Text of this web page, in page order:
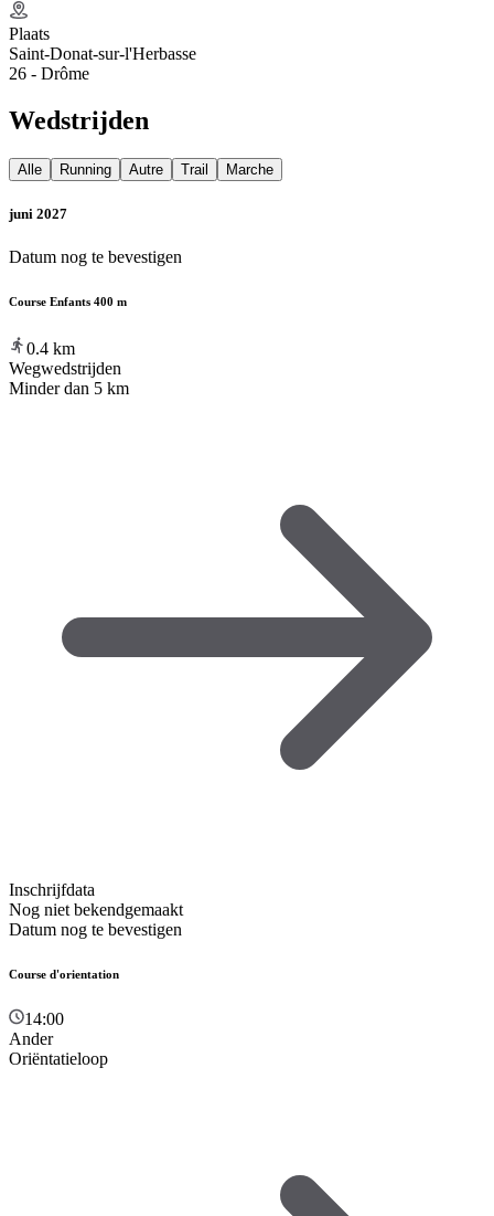
Plaats
Saint-Donat-sur-l'Herbasse
26 - Drôme
Wedstrijden
Alle Running Autre Trail Marche
juni 2027
Datum nog te bevestigen
Course Enfants 400 m
0.4 km
Wegwedstrijden
Minder dan 5 km
Inschrijfdata
Nog niet bekendgemaakt
Datum nog te bevestigen
Course d'orientation
14:00
Ander
Oriëntatieloop